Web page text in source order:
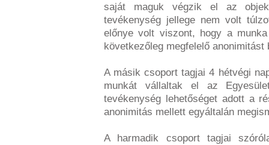
saját maguk végzik el az
tevékenység jellege nem volt
előnye volt viszont, hogy a
következőleg megfelelő
A másik csoport tagjai 4 hétvégi
munkát vállaltak el az
tevékenység lehetőséget adott a
anonimitás mellett egyáltalán
A harmadik csoport tagjai